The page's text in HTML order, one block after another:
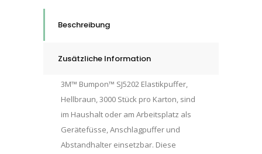
quantity
Beschreibung
Zusätzliche Information
3M™ Bumpon™ SJ5202 Elastikpuffer,
Hellbraun, 3000 Stück pro Karton, sind
im Haushalt oder am Arbeitsplatz als
Gerätefüsse, Anschlagpuffer und
Abstandhalter einsetzbar. Diese